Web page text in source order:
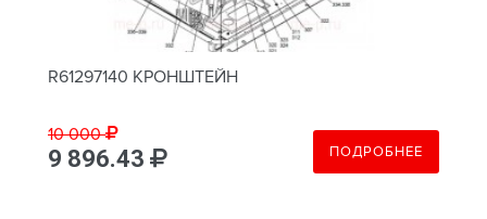
R61297140 КРОНШТЕЙН
10 000
9 896.43 ПОДРОБНЕЕ